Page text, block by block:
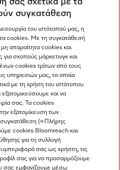
Center
συγκατάθεση
του ιστότοπού μας, η
cookies. Με τη συγκατάθεσή
απαραίτητα cookies και
σκοπούς μάρκετινγκ και
cookies τρίτων από τους
υπηρεσιών μας, τα οποία
με τη χρήση του ιστότοπου
και να
σας. Τα cookies
εξατομίκευση των
(«Πλήρης
cookies Bloomreach και
για τη συλλογή
σας ως χρήστη, τις
σας για να προσαρμόζουμε
σας εμφανίζουμε μέσω